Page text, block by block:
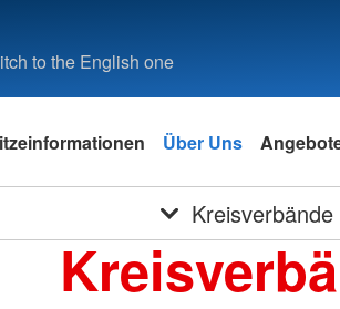
to the English one
Über Uns
Kreisverbände